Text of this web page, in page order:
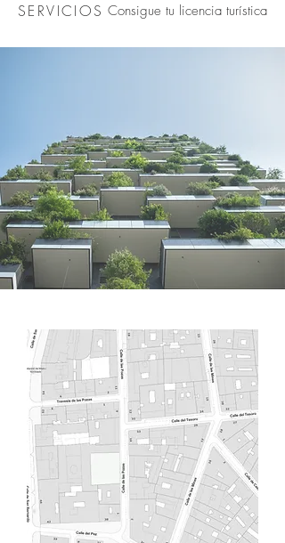
SERVICIOS Consigue tu licencia turística